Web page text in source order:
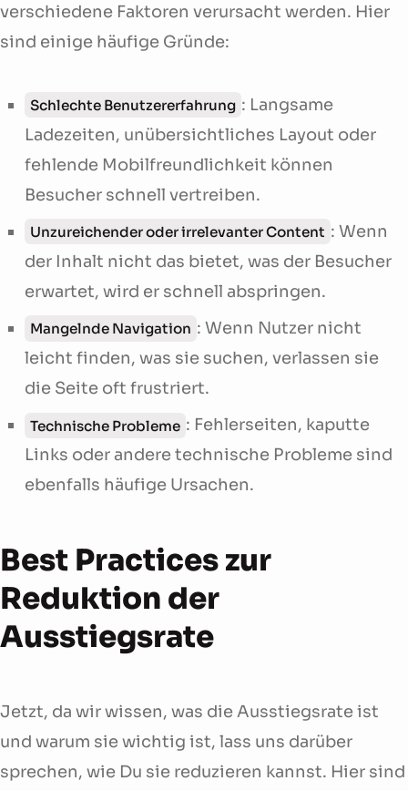
verschiedene Faktoren verursacht werden. Hier
sind einige häufige Gründe:
Schlechte Benutzererfahrung : Langsame
Ladezeiten, unübersichtliches Layout oder
fehlende Mobilfreundlichkeit können
Besucher schnell vertreiben.
Unzureichender oder irrelevanter Content : Wenn
der Inhalt nicht das bietet, was der Besucher
erwartet, wird er schnell abspringen.
Mangelnde Navigation : Wenn Nutzer nicht
leicht finden, was sie suchen, verlassen sie
die Seite oft frustriert.
Technische Probleme : Fehlerseiten, kaputte
Links oder andere technische Probleme sind
ebenfalls häufige Ursachen.
Best Practices zur
Reduktion der
Ausstiegsrate
Jetzt, da wir wissen, was die Ausstiegsrate ist
und warum sie wichtig ist, lass uns darüber
sprechen, wie Du sie reduzieren kannst. Hier sind